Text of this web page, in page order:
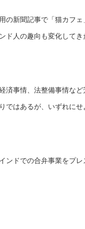
の新聞記事で「猫カフ
ド人の趣向も変化してき
済事情、法整備事情な
ではあるが、いずれに
ンドでの合弁事業をプ